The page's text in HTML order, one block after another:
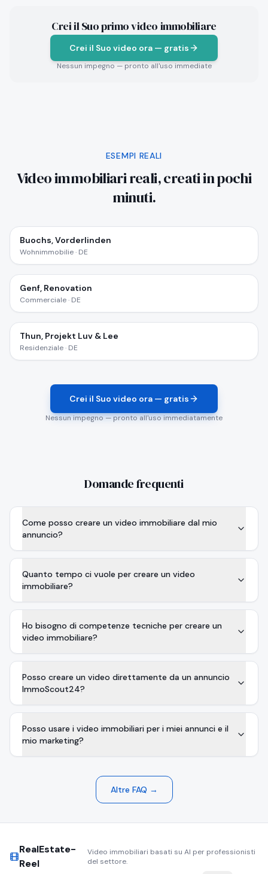
Crei il Suo primo video immobiliare
Crei il Suo video ora — gratis
Nessun impegno — pronto all'uso immediate
ESEMPI REALI
Video immobiliari reali, creati in pochi
minuti.
Buochs, Vorderlinden
Wohnimmobilie · DE
Genf, Renovation
Commerciale · DE
Thun, Projekt Luv & Lee
Residenziale · DE
Crei il Suo video ora — gratis
Nessun impegno — pronto all'uso immediatamente
Domande frequenti
Come posso creare un video immobiliare dal mio
annuncio?
Quanto tempo ci vuole per creare un video
immobiliare?
Ho bisogno di competenze tecniche per creare un
video immobiliare?
Posso creare un video direttamente da un annuncio
ImmoScout24?
Posso usare i video immobiliari per i miei annunci e il
mio marketing?
Altre FAQ →
RealEstate-
Reel
Video immobiliari basati su AI per professionisti
del settore.